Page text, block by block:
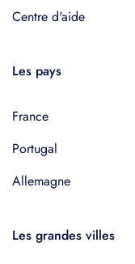
Centre d'aide
Les pays
France
Portugal
Allemagne
Les grandes villes